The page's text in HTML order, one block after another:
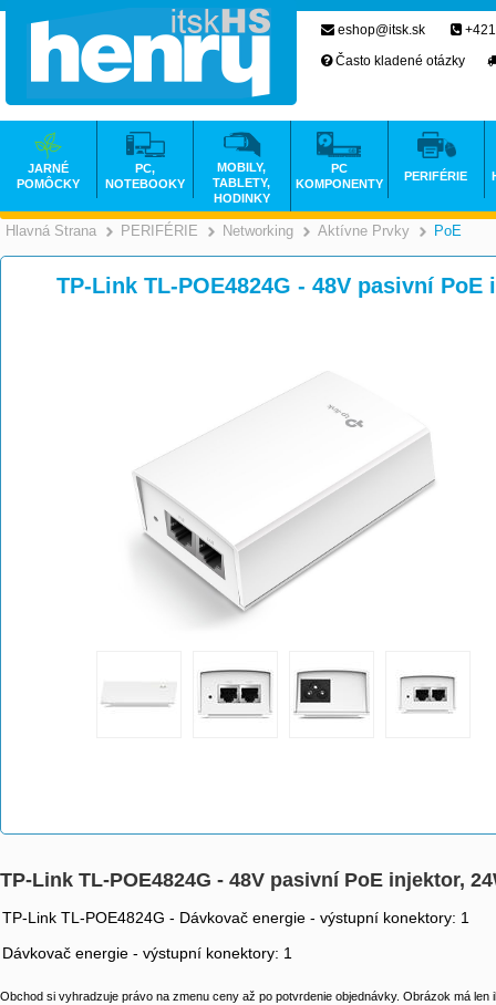
Hlavná Strana >
PERIFÉRIE >
Networking >
Aktívne Prvky PoE
TP-Link TL-POE4824G - 48V pasivní PoE
TP-Link TL-POE4824G - 48V pasivní PoE injektor,
TP-Link TL-POE4824G - Dávkovač energie - výstupní konektory: 1
Dávkovač energie - výstupní konektory: 1
Obchod si vyhradzuje právo na zmenu ceny až po potvrdenie objednávky. Obrázok má len
eshop@itsk.sk
Často kladené otázky
JARNÉ
POMÔCKY
PC,
NOTEBOOKY
MOBILY,
TABLETY,
HODINKY
PC
KOMPONENTY
PERIFÉRIE